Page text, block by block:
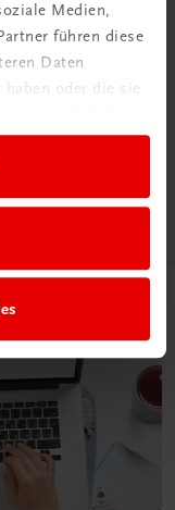
Medien,
führen diese
Daten
oder die sie